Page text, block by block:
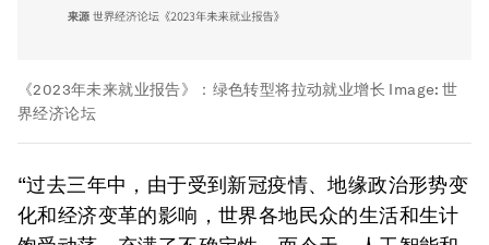
《2023年未来就业报告》：绿色转型将拉动就业增长 Image:世
界经济论坛
“过去三年中，由于受到新冠疫情、地缘政治形势变
化和经济变革的影响，世界各地民众的生活和生计